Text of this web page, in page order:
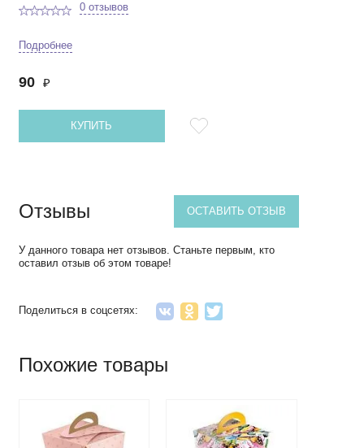
0 отзывов
Подробнее
90 ₽
КУПИТЬ
Отзывы ОСТАВИТЬ ОТЗЫВ
У данного товара нет отзывов. Станьте первым, кто
оставил отзыв об этом товаре!
Поделиться в соцсетях:
Похожие товары